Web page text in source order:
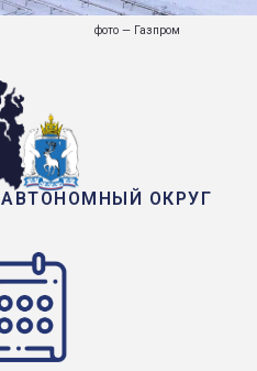
фото — Газпром
ОКРУГ